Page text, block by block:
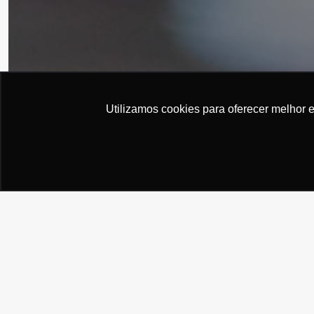
Utilizamos cookies para oferecer melhor